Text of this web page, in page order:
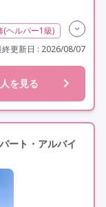
(ヘルパー1級)
給
定年65歳以上
終更新日 : 2026/08/07
を見る
ート・アルバイ